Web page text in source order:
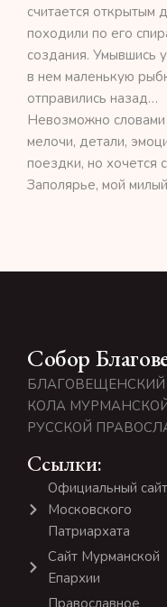
считается открытым
походили по его
создания. Умывшись
в нем маленькую
отправились назад…
Невозможно
мелочи, детали,
поездки, но хочется
Заполярье, мой
Собор
КОЛА
РУССКОЙ
Ссылки:
Официальный сайт
Московского
Патриархата
Сайт Мурманской
Епархии